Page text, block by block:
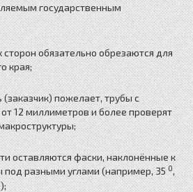
государственным
сторон обязательно обрезаются для
края;
(заказчик) пожелает, трубы с
12 миллиметров и более проверят
оставляются фаски, наклонённые к
под разными углами (например, 35 0,